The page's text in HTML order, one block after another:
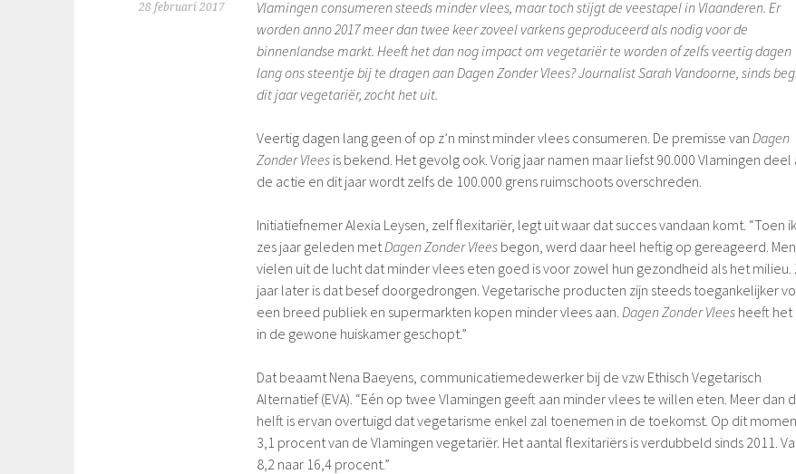
28 februari 2017
Vlamingen consumeren steeds minder vlees, maar toch stijgt de veestapel in Vlaanderen. Er
worden anno 2017 meer dan twee keer zoveel varkens geproduceerd als nodig voor de
binnenlandse markt. Heeft het dan nog impact om vegetariër te worden of zelfs veertig dagen
lang ons steentje bij te dragen aan Dagen Zonder Vlees? Journalist Sarah Vandoorne, sinds
dit jaar vegetariër, zocht het uit.
Veertig dagen lang geen of op z’n minst minder vlees consumeren. De premisse van Dagen
Zonder Vlees is bekend. Het gevolg ook. Vorig jaar namen maar liefst 90.000 Vlamingen deel
de actie en dit jaar wordt zelfs de 100.000 grens ruimschoots overschreden.
Initiatiefnemer Alexia Leysen, zelf flexitariër, legt uit waar dat succes vandaan komt. “Toen ik
zes jaar geleden met Dagen Zonder Vlees begon, werd daar heel heftig op gereageerd.
vielen uit de lucht dat minder vlees eten goed is voor zowel hun gezondheid als het milieu.
jaar later is dat besef doorgedrongen. Vegetarische producten zijn steeds toegankelijker
een breed publiek en supermarkten kopen minder vlees aan. Dagen Zonder Vlees heeft
in de gewone huiskamer geschopt.”
Dat beaamt Nena Baeyens, communicatiemedewerker bij de vzw Ethisch Vegetarisch
Alternatief (EVA). “Eén op twee Vlamingen geeft aan minder vlees te willen eten. Meer dan
helft is ervan overtuigd dat vegetarisme enkel zal toenemen in de toekomst. Op dit
3,1 procent van de Vlamingen vegetariër. Het aantal flexitariërs is verdubbeld sinds 2011.
8,2 naar 16,4 procent.”